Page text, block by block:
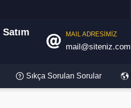
MAIL ADRESİMİZ
mail@siteniz.com
Sıkça Sorulan Sorular